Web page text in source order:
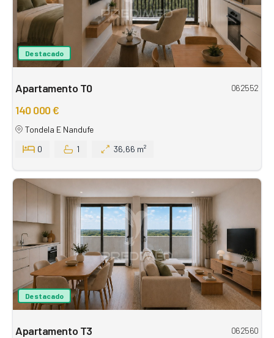
Destacado
Apartamento T0 062552
140 000 €
Tondela E Nandufe
0
1 36,66 m²
Destacado
Apartamento T3 062560